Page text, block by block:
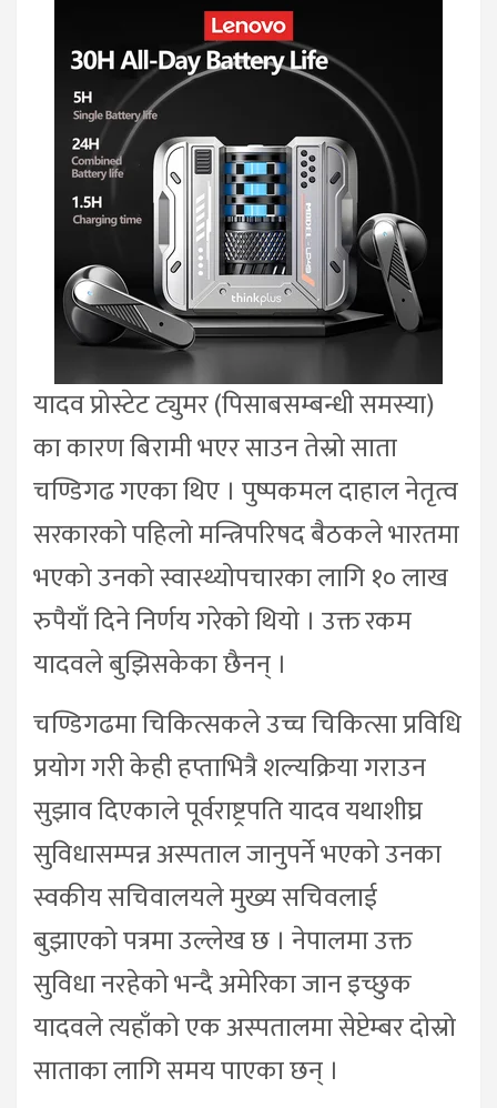
यादव प्रोस्टेट ट्युमर (पिसाबसम्बन्धी समस्या)
का कारण बिरामी भएर साउन तेस्रो साता
चण्डिगढ गएका थिए । पुष्पकमल दाहाल नेतृत्व
सरकारको पहिलो मन्त्रिपरिषद बैठकले भारतमा
भएको उनको स्वास्थ्योपचारका लागि १० लाख
रुपैयाँ दिने निर्णय गरेको थियो । उक्त रकम
यादवले बुझिसकेका छैनन् ।
चण्डिगढमा चिकित्सकले उच्च चिकित्सा प्रविधि
प्रयोग गरी केही हप्ताभित्रै शल्यक्रिया गराउन
सुझाव दिएकाले पूर्वराष्ट्रपति यादव यथाशीघ्र
सुविधासम्पन्न अस्पताल जानुपर्ने भएको उनका
स्वकीय सचिवालयले मुख्य सचिवलाई
बुझाएको पत्रमा उल्लेख छ । नेपालमा उक्त
सुविधा नरहेको भन्दै अमेरिका जान इच्छुक
यादवले त्यहाँको एक अस्पतालमा सेप्टेम्बर दोस्रो
साताका लागि समय पाएका छन् ।